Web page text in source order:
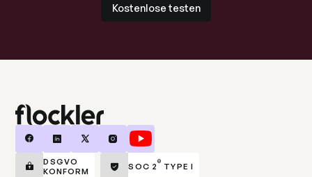
Kostenlose testen
DSGVO
KONFORM
SOC 2 ® TYPE I